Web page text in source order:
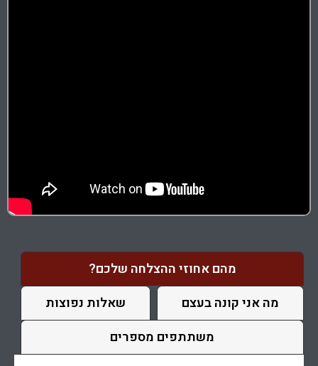
מהם אחוזי ההצלחה שלכם?
מה אני קונה בעצם
שאלות נפוצות
משתתפים מספרים